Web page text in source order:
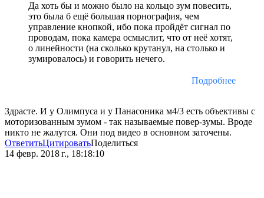
Да хоть бы и можно было на кольцо зум повесить,
это была б ещё большая порнография, чем
управление кнопкой, ибо пока пройдёт сигнал по
проводам, пока камера осмыслит, что от неё хотят,
о линейности (на сколько крутанул, на столько и
зумировалось) и говорить нечего.
Подробнее
Здрасте. И у Олимпуса и у Панасоника м4/3 есть объективы с
моторизованным зумом - так называемые повер-зумы. Вроде
никто не жалутся. Они под видео в основном заточены.
ОтветитьЦитироватьПоделиться
14 февр. 2018 г., 18:18:10